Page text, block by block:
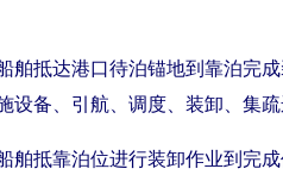
抵达港口待泊锚地到靠泊完成
设备、引航、调度、装卸、集疏
抵靠泊位进行装卸作业到完成